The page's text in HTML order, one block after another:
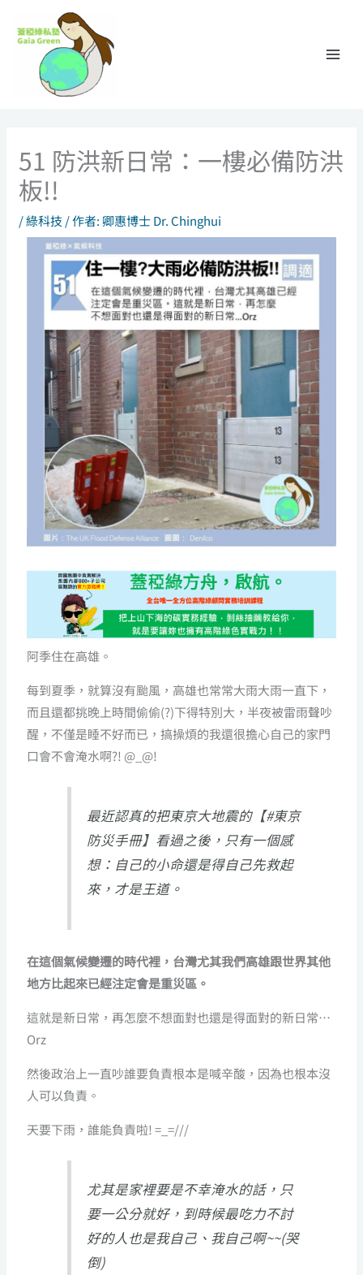
51 防洪新日常：一樓必備防洪
板!!
/綠科技 / 作者: 卿惠博士 Dr. Chinghui
阿季住在高雄。
每到夏季，就算沒有颱風，高雄也常常大雨大雨一直下，
而且還都挑晚上時間偷偷(?)下得特別大，半夜被雷雨聲吵
醒，不僅是睡不好而已，搞操煩的我還很擔心自己的家門
口會不會淹水啊?! @_@!
最近認真的把東京大地震的【#東京
防災手冊】看過之後，只有一個感
想：自己的小命還是得自己先救起
來，才是王道。
在這個氣候變遷的時代裡，台灣尤其我們高雄跟世界其他
地方比起來已經注定會是重災區。
這就是新日常，再怎麼不想面對也還是得面對的新日常…
Orz
然後政治上一直吵誰要負責根本是喊辛酸，因為也根本沒
人可以負責。
天要下雨，誰能負責啦! =_=///
尤其是家裡要是不幸淹水的話，只
要一公分就好，到時候最吃力不討
好的人也是我自己、我自己啊~~(哭
倒)